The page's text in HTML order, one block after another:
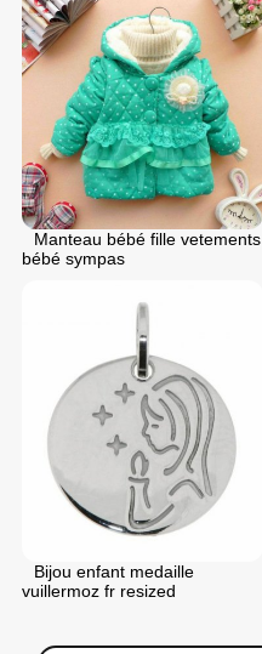
Manteau bébé fille vetements
bébé sympas
Bijou enfant medaille
vuillermoz fr resized